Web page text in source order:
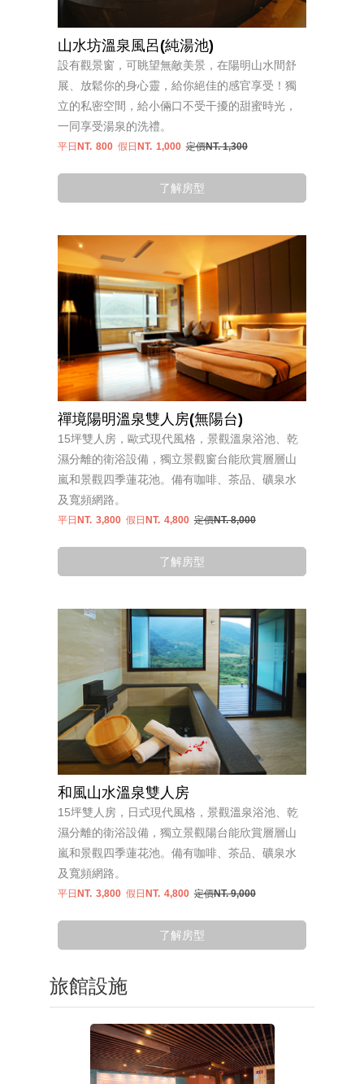
山水坊溫泉風呂(純湯池)
設有觀景窗，可眺望無敵美景，在陽明山水間舒
展、放鬆你的身心靈，給你絕佳的感官享受！獨
立的私密空間，給小倆口不受干擾的甜蜜時光，
一同享受湯泉的洗禮。
平日NT. 800 假日NT. 1,000定價NT. 1,300
了解房型
禪境陽明溫泉雙人房(無陽台)
15坪雙人房，歐式現代風格，景觀溫泉浴池、乾
濕分離的衛浴設備，獨立景觀窗台能欣賞層層山
嵐和景觀四季蓮花池。備有咖啡、茶品、礦泉水
及寬頻網路。
平日NT. 3,800 假日NT. 4,800定價NT. 8,000
了解房型
和風山水溫泉雙人房
15坪雙人房，日式現代風格，景觀溫泉浴池、乾
濕分離的衛浴設備，獨立景觀陽台能欣賞層層山
嵐和景觀四季蓮花池。備有咖啡、茶品、礦泉水
及寬頻網路。
平日NT. 3,800 假日NT. 4,800定價NT. 9,000
了解房型
旅館設施